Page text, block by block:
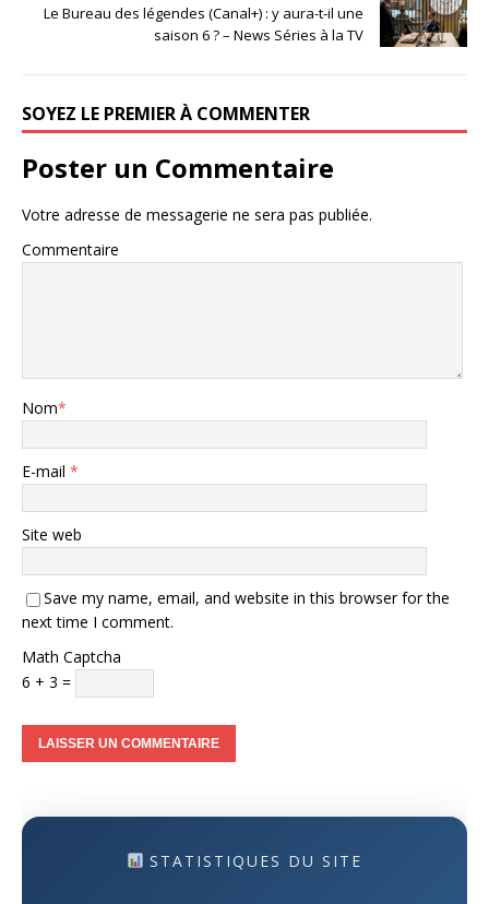
Le Bureau des légendes (Canal+) : y aura-t-il une
saison 6 ? – News Séries à la TV
SOYEZ LE PREMIER À COMMENTER
Poster un Commentaire
Votre adresse de messagerie ne sera pas publiée.
Commentaire
Nom*
E-mail *
Site web
Save my name, email, and website in this browser for the
next time I comment.
Math Captcha
6 + 3 =
STATISTIQUES DU SITE